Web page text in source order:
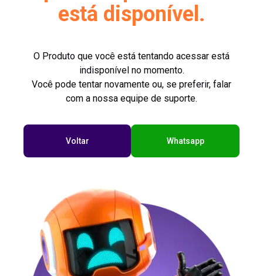
está disponível.
O Produto que você está tentando acessar está
indisponível no momento.
Você pode tentar novamente ou, se preferir, falar
com a nossa equipe de suporte.
Voltar Whatsapp